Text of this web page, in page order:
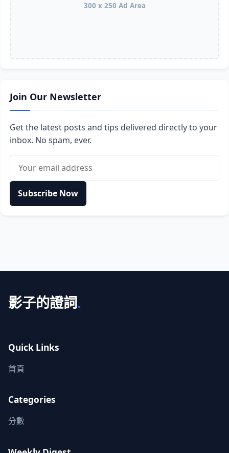
300 x 250 Ad Area
Join Our Newsletter
Get the latest posts and tips delivered directly to your
inbox. No spam, ever.
Subscribe Now
影子的證詞.
Quick Links
首頁
Categories
分數